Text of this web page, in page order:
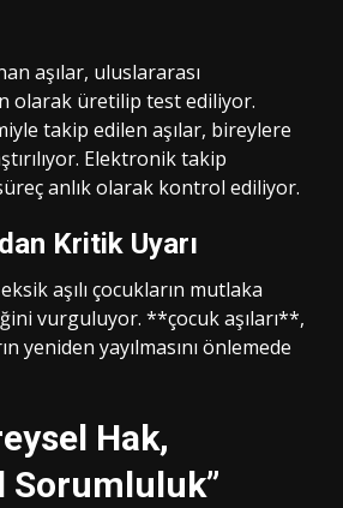
aşılar, uluslararası
olarak üretilip test ediliyor.
takip edilen aşılar, bireylere
Elektronik takip
anlık olarak kontrol ediliyor.
Kritik Uyarı
aşılı çocukların mutlaka
vurguluyor. **çocuk aşıları**,
yeniden yayılmasını önlemede
Hak,
Sorumluluk”